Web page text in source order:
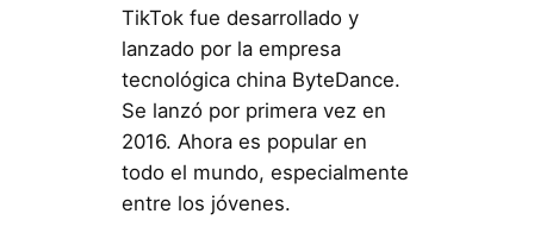
TikTok fue desarrollado y
lanzado por la empresa
tecnológica china ByteDance.
Se lanzó por primera vez en
2016. Ahora es popular en
todo el mundo, especialmente
entre los jóvenes.